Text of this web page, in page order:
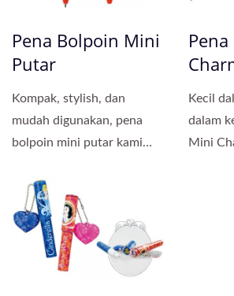
Pena Bolpoin Mini
Putar
Kompak, stylish, dan
mudah digunakan, pena
bolpoin mini putar kami
Kecil
dalam
Mini